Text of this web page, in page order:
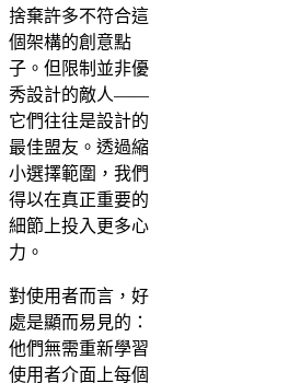
捨棄許多不符合這
個架構的創意點
子。但限制並非優
秀設計的敵人——
它們往往是設計的
最佳盟友。透過縮
小選擇範圍，我們
得以在真正重要的
細節上投入更多心
力。
對使用者而言，好
處是顯而易見的：
他們無需重新學習
使用者介面上每個